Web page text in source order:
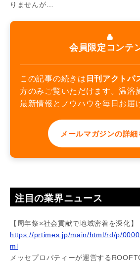
りませんが…
会員限定コンテ
この記事の続きは 日刊アクトパ
方のみご覧いただけます。温浴
最新情報とノウハウを毎日お届
メールマガジンの詳細
注目の業界ニュース
【周年祭×社会貢献で地域密着を深化】
https://prtimes.jp/main/html/rd/p/
ml
メッセプロパティーが運営する